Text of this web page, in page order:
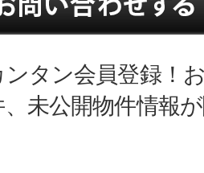
タン会員登録！
未公開物件情報